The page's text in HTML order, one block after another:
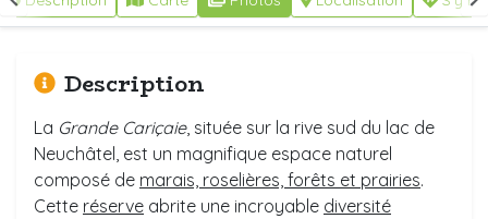
Description
La Grande Cariçaie, située sur la rive sud du lac de
Neuchâtel, est un magnifique espace naturel
composé de marais, roselières, forêts et prairies.
Cette réserve abrite une incroyable diversité